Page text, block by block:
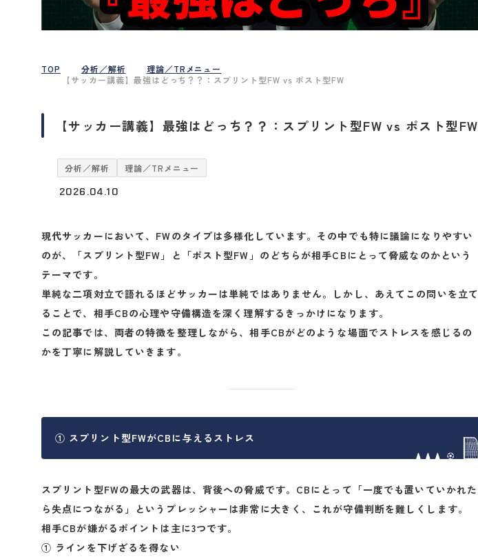
TOP 分析／解析
理論／TRメニュー
【サッカー講義】最強はどっち？？：スプリント型FW vs ポスト型FW
【サッカー講義】最強はどっち？？：スプリント型FW vs ポスト型FW
分析／解析 理論／TRメニュー
2026.04.10
現代サッカーにおいて、FWのタイプは多様化しています。その中でも特に議論になりやすい
のが、
「スプリント型FW」と「ポスト型FW」のどちらが相手CBにとって脅威なのか という
テーマです。
単純な二項対立で語れるほどサッカーは単純ではありません。しかし、あえてこの問いを立て
ることで、 相手CBの心理や守備構造を深く理解するきっかけ になります。
この記事では、両者の特徴を整理しながら、相手CBがどのような場面でストレスを感じるの
かを丁寧に解説していきます。
① スプリント型FWがCBに与えるストレス
スプリント型FWの最大の武器は、 背後への脅威です。CBにとって「一度でも置いていかれた
ら失点につながる」というプレッシャーは非常に大きく、これが守備判断を難しくします。
相手CBが嫌がるポイントは主に3つです。
① ラインを下げざるを得ない